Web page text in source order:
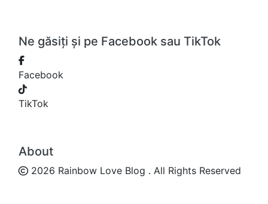
Ne găsiți și pe Facebook sau TikTok
Facebook
TikTok
About
2026 Rainbow Love Blog . All Rights Reserved